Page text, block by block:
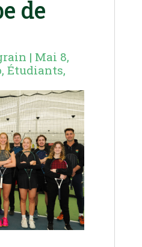
de
| Mai 8,
, Étudiants,